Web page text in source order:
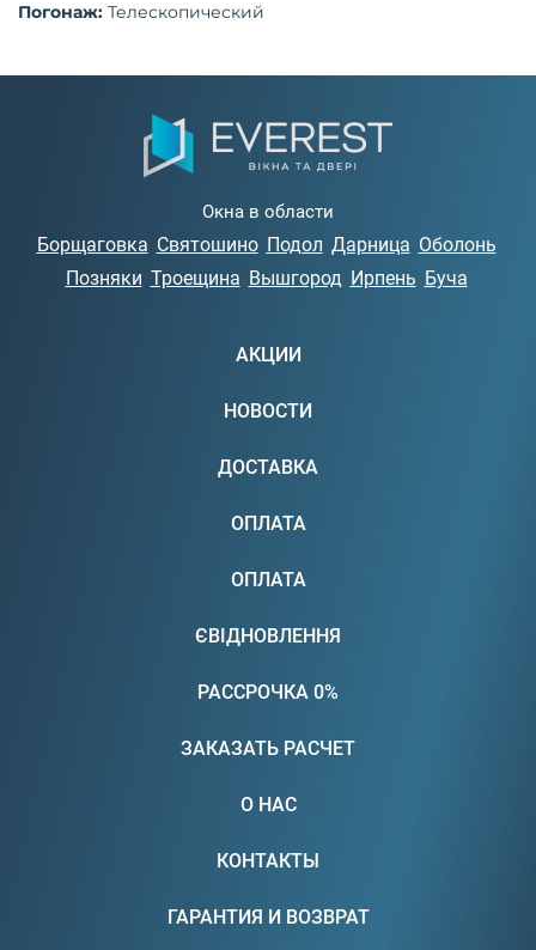
Погонаж: Телескопический
Окна в области
Борщаговка Святошино Подол Дарница Оболонь
Позняки Троещина Вышгород Ирпень Буча
АКЦИИ
НОВОСТИ
ДОСТАВКА
ОПЛАТА
ОПЛАТА
ЄВІДНОВЛЕННЯ
РАССРОЧКА 0%
ЗАКАЗАТЬ РАСЧЕТ
О НАС
КОНТАКТЫ
ГАРАНТИЯ И ВОЗВРАТ